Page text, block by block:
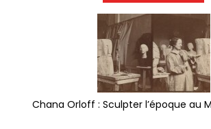
Chana Orloff : Sculpter l’époque au